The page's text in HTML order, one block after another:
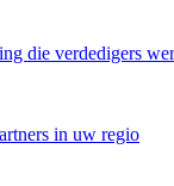
die verdedigers
in uw regio